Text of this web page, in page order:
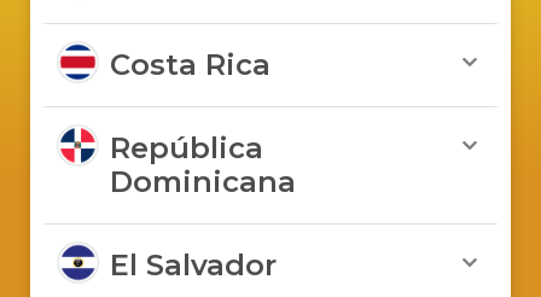
Costa Rica
República
Dominicana
El Salvador